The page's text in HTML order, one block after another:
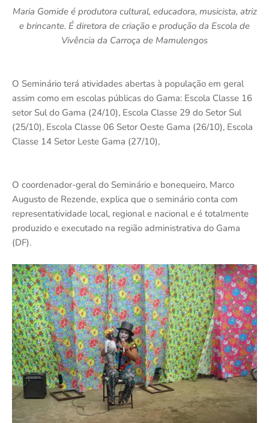
Maria Gomide é produtora cultural, educadora, musicista, atriz
e brincante. É diretora de criação e produção da Escola de
Vivência da Carroça de Mamulengos
O Seminário terá atividades abertas à população em geral
assim como em escolas públicas do Gama: Escola Classe 16
setor Sul do Gama (24/10), Escola Classe 29 do Setor Sul
(25/10), Escola Classe 06 Setor Oeste Gama (26/10), Escola
Classe 14 Setor Leste Gama (27/10),
O coordenador-geral do Seminário e bonequeiro, Marco
Augusto de Rezende, explica que o seminário conta com
representatividade local, regional e nacional e é totalmente
produzido e executado na região administrativa do Gama
(DF).